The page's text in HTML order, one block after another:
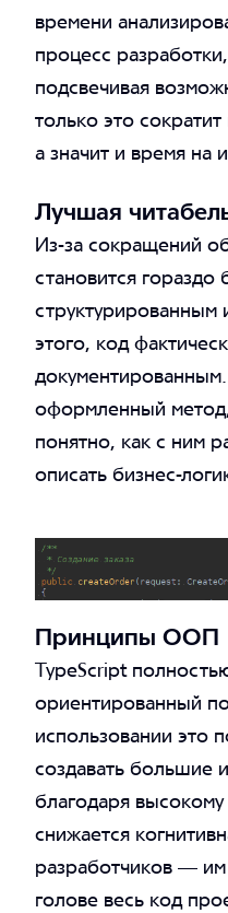
времени
процесс
подсвечивая
только это
а значит и время на
Лучшая
Из-за сокращений
становится гораздо
этого, код
оформленный метод,
понятно, как с ним
описать бизнес-
Принципы ООП
TypeScript
ориентированный
использовании это
создавать большие
благодаря
снижается
разработчиков —
голове весь код